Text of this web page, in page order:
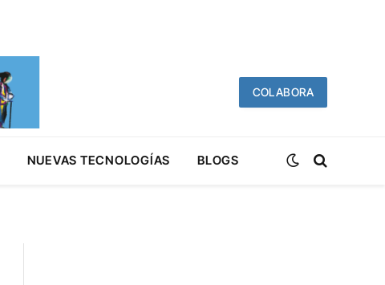
COLABORA
NUEVAS TECNOLOGÍAS BLOGS